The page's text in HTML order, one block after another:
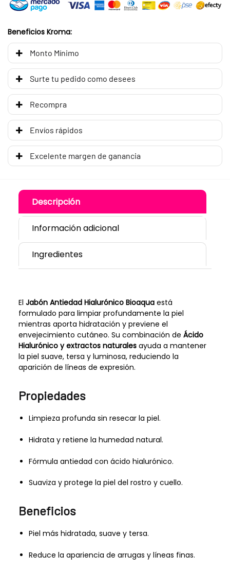
Beneficios Kroma:
Monto Mínimo
Surte tu pedido como desees
Recompra
Envíos rápidos
Excelente margen de ganancia
Descripción
Información adicional
Ingredientes
El Jabón Antiedad Hialurónico Bioaquaestá
formulado para limpiar profundamente la piel
mientras aporta hidratación y previene el
envejecimiento cutáneo. Su combinación de Ácido
Hialurónico y extractos naturalesayuda a mantener
la piel suave, tersa y luminosa, reduciendo la
aparición de líneas de expresión.
Propiedades
Limpieza profunda sin resecar la piel.
Hidrata y retiene la humedad natural.
Fórmula antiedad con ácido hialurónico.
Suaviza y protege la piel del rostro y cuello.
Beneficios
Piel más hidratada, suave y tersa.
Reduce la apariencia de arrugas y líneas finas.